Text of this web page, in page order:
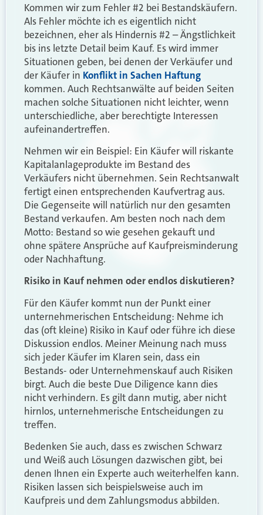
Kommen wir zum Fehler #2 bei Bestandskäufern.
Als Fehler möchte ich es eigentlich nicht
bezeichnen, eher als Hindernis #2 – Ängstlichkeit
bis ins letzte Detail beim Kauf. Es wird immer
Situationen geben, bei denen der Verkäufer und
der Käufer in Konflikt in Sachen Haftung
kommen. Auch Rechtsanwälte auf beiden Seiten
machen solche Situationen nicht leichter, wenn
unterschiedliche, aber berechtigte Interessen
aufeinandertreffen.
Nehmen wir ein Beispiel: Ein Käufer will riskante
Kapitalanlageprodukte im Bestand des
Verkäufers nicht übernehmen. Sein Rechtsanwalt
fertigt einen entsprechenden Kaufvertrag aus.
Die Gegenseite will natürlich nur den gesamten
Bestand verkaufen. Am besten noch nach dem
Motto: Bestand so wie gesehen gekauft und
ohne spätere Ansprüche auf Kaufpreisminderung
oder Nachhaftung.
Risiko in Kauf nehmen oder endlos diskutieren?
Für den Käufer kommt nun der Punkt einer
unternehmerischen Entscheidung: Nehme ich
das (oft kleine) Risiko in Kauf oder führe ich diese
Diskussion endlos. Meiner Meinung nach muss
sich jeder Käufer im Klaren sein, dass ein
Bestands- oder Unternehmenskauf auch Risiken
birgt. Auch die beste Due Diligence kann dies
nicht verhindern. Es gilt dann mutig, aber nicht
hirnlos, unternehmerische Entscheidungen zu
treffen.
Bedenken Sie auch, dass es zwischen Schwarz
und Weiß auch Lösungen dazwischen gibt, bei
denen Ihnen ein Experte auch weiterhelfen kann.
Risiken lassen sich beispielsweise auch im
Kaufpreis und dem Zahlungsmodus abbilden.